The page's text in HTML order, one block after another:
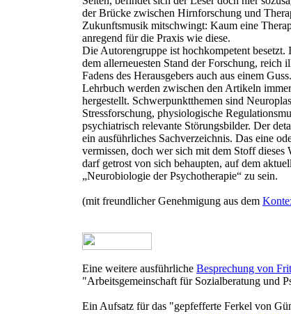
der Brücke zwischen Hirnforschung und
Zukunftsmusik mitschwingt: Kaum eine
anregend für die Praxis wie diese.
Die Autorengruppe ist hochkompetent
dem allerneuesten Stand der Forschung, reich
Fadens des Herausgebers auch aus einem
Lehrbuch werden zwischen den Artikeln
hergestellt. Schwerpunktthemen sind
Stressforschung, physiologische
psychiatrisch relevante Störungsbilder. Der
ein ausführliches Sachverzeichnis. Das eine
vermissen, doch wer sich mit dem Stoff dieses
darf getrost von sich behaupten, auf dem
„Neurobiologie der Psychotherapie“ zu sein.
(mit freundlicher Genehmigung aus dem
Eine weitere ausführliche Besprechung von
"Arbeitsgemeinschaft für Sozialberatung und
Ein Aufsatz für das "gepfefferte Ferkel von